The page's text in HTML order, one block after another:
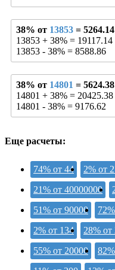
38% от 13853 = 5264.14
13853 + 38% = 19117.14
13853 - 38% = 8588.86
38% от 14801 = 5624.38
14801 + 38% = 20425.38
14801 - 38% = 9176.62
Еще расчеты:
74% от 44 2% от
21% от 40000000
51% от 90000
2% от 134
28% от
55% от 20000